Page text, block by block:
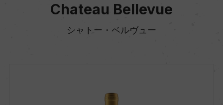
Chateau Bellevue
シャトー・ベルヴュー